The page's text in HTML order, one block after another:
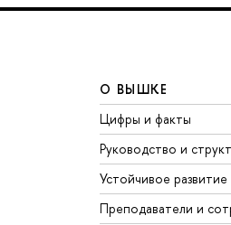
О ВЫШКЕ
Цифры и факты
Руководство и
Устойчивое
Преподаватели и